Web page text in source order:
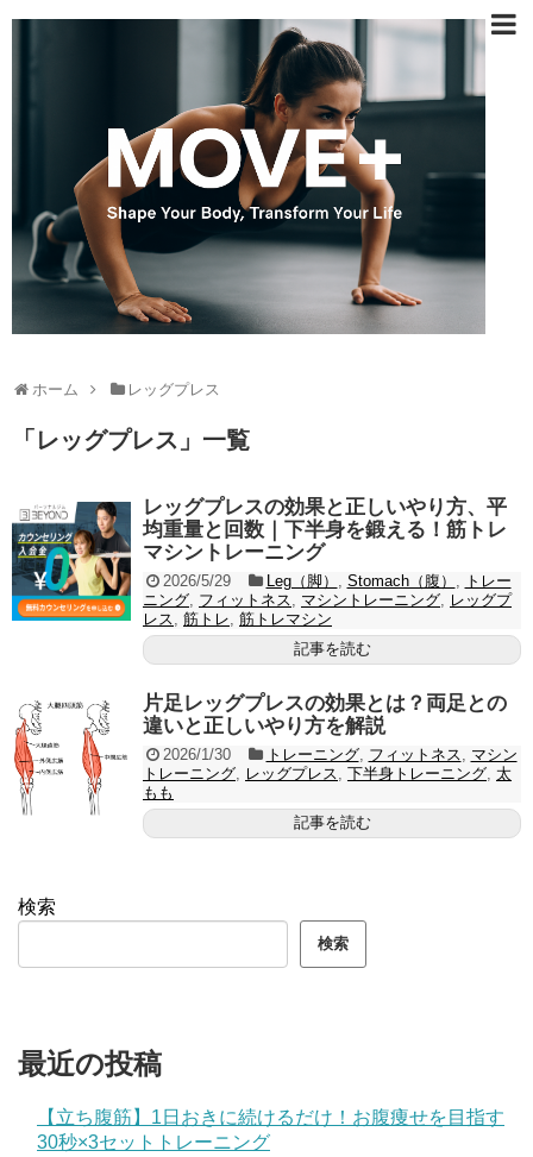
ホーム レッグプレス
「 レッグプレス 」 一覧
レッグプレスの効果と正しいやり方、平
均重量と回数｜下半身を鍛える！筋トレ
マシントレーニング
2026/5/29 Leg（脚） Stomach（腹）
トレー
ニング フィットネス マシントレーニング
レッグプ
レス
筋トレ 筋トレマシン
記事を読む
片足レッグプレスの効果とは？両足との
違いと正しいやり方を解説
2026/1/30 トレーニング, フィットネス
マシン
トレーニング
レッグプレス 下半身トレーニング 太
もも
記事を読む
検索
検索
最近の投稿
【立ち腹筋】1日おきに続けるだけ！お腹痩せを目指す
30秒×3セットトレーニング